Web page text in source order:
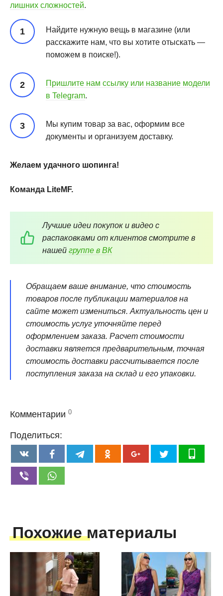
лишних сложностей.
Найдите нужную вещь в магазине (или
расскажите нам, что вы хотите отыскать —
поможем в поиске!).
Пришлите нам ссылку или название модели
в Telegram.
Мы купим товар за вас, оформим все
документы и организуем доставку.
Желаем удачного шопинга!
Команда LiteMF.
Лучшие идеи покупок и видео с
распаковками от клиентов смотрите в
нашей группе в ВК
Обращаем ваше внимание, что стоимость
товаров после публикации материалов на
сайте может измениться. Актуальность цен и
стоимость услуг уточняйте перед
оформлением заказа. Расчет стоимости
доставки является предварительным, точная
стоимость доставки рассчитывается после
поступления заказа на склад и его упаковки.
Комментарии 0
Поделиться:
Похожие материалы